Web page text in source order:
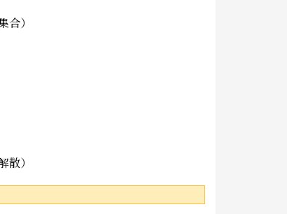
合）
散）